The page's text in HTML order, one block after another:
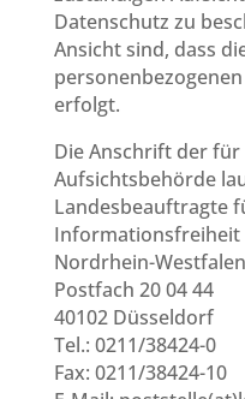
Datenschutz zu
Ansicht sind, dass
erfolgt.
Die Anschrift der
Aufsichtsbehörde
Landesbeauftragte
Informationsfreiheit
Nordrhein-Westfalen
Postfach 20 04 44
40102 Düsseldorf
Tel.: 0211/38424-0
Fax: 0211/38424-10